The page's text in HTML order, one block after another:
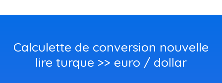
Calculette de conversion nouvelle
lire turque >> euro / dollar